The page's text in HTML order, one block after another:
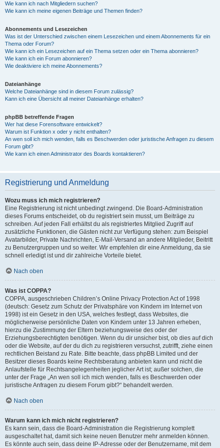
Wie kann ich nach Mitgliedern suchen?
Wie kann ich meine eigenen Beiträge und Themen finden?
Abonnements und Lesezeichen
Was ist der Unterschied zwischen einem Lesezeichen und einem Abonnements für ein
Thema oder Forum?
Wie kann ich ein Lesezeichen auf ein Thema setzen oder ein Thema abonnieren?
Wie kann ich ein Forum abonnieren?
Wie deaktiviere ich meine Abonnements?
Dateianhänge
Welche Dateianhänge sind in diesem Forum zulässig?
Kann ich eine Übersicht all meiner Dateianhänge erhalten?
phpBB betreffende Fragen
Wer hat diese Forensoftware entwickelt?
Warum ist Funktion x oder y nicht enthalten?
An wen soll ich mich wenden, falls es Beschwerden oder juristische Anfragen zu diesem
Forum gibt?
Wie kann ich einen Administrator des Boards kontaktieren?
Registrierung und Anmeldung
Wozu muss ich mich registrieren?
Eine Registrierung ist nicht unbedingt zwingend. Die Board-Administration
dieses Forums entscheidet, ob du registriert sein musst, um Beiträge zu
schreiben. Auf jeden Fall erhältst du als registriertes Mitglied Zugriff auf
zusätzliche Funktionen, die Gästen nicht zur Verfügung stehen: zum Beispiel
Avatarbilder, Private Nachrichten, E-Mail-Versand an andere Mitglieder, Beitritt
zu Benutzergruppen und so weiter. Wir empfehlen dir eine Anmeldung, da sie
schnell erledigt ist und dir zahlreiche Vorteile bietet.
Nach oben
Was ist COPPA?
COPPA, ausgeschrieben Children’s Online Privacy Protection Act of 1998
(deutsch: Gesetz zum Schutz der Privatsphäre von Kindern im Internet von
1998) ist ein Gesetz in den USA, welches festlegt, dass Websites, die
möglicherweise persönliche Daten von Kindern unter 13 Jahren erheben,
hierzu die Zustimmung der Eltern beziehungsweise des oder der
Erziehungsberechtigten benötigen. Wenn du dir unsicher bist, ob dies auf dich
oder die Website, auf der du dich zu registrieren versuchst, zutrifft, ziehe einen
rechtlichen Beistand zu Rate. Bitte beachte, dass phpBB Limited und der
Besitzer dieses Boards keine Rechtsberatung anbieten kann und nicht die
Anlaufstelle für Rechtsangelegenheiten jeglicher Art ist; außer solchen, die
unter der Frage „An wen soll ich mich wenden, falls es Beschwerden oder
juristische Anfragen zu diesem Forum gibt?“ behandelt werden.
Nach oben
Warum kann ich mich nicht registrieren?
Es kann sein, dass die Board-Administration die Registrierung komplett
ausgeschaltet hat, damit sich keine neuen Benutzer mehr anmelden können.
Es könnte auch sein, dass deine IP-Adresse oder der Benutzername, mit dem